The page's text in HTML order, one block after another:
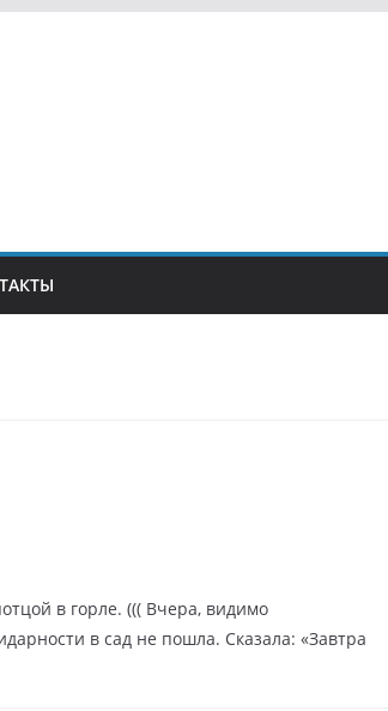
в горле. ((( Вчера, видимо
в сад не пошла. Сказала: «Завтра